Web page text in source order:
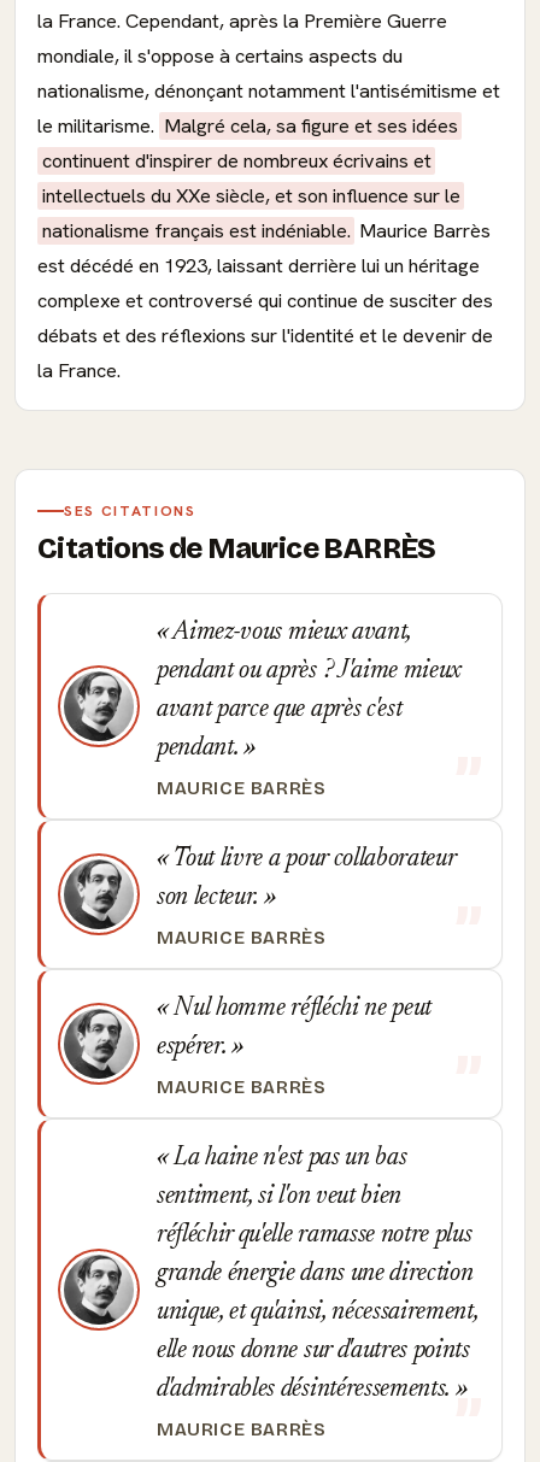
la France. Cependant, après la Première Guerre
mondiale, il s'oppose à certains aspects du
nationalisme, dénonçant notamment l'antisémitisme et
le militarisme. Malgré cela, sa figure et ses idées
continuent d'inspirer de nombreux écrivains et
intellectuels du XXe siècle, et son influence sur le
nationalisme français est indéniable. Maurice Barrès
est décédé en 1923, laissant derrière lui un héritage
complexe et controversé qui continue de susciter des
débats et des réflexions sur l'identité et le devenir de
la France.
SES CITATIONS
Citations de Maurice BARRÈS
Aimez-vous mieux avant,
pendant ou après ? J'aime mieux
avant parce que après c'est
pendant.
MAURICE BARRÈS
Tout livre a pour collaborateur
son lecteur.
MAURICE BARRÈS
Nul homme réfléchi ne peut
espérer.
MAURICE BARRÈS
La haine n'est pas un bas
sentiment, si l'on veut bien
réfléchir qu'elle ramasse notre plus
grande énergie dans une direction
unique, et qu'ainsi, nécessairement,
elle nous donne sur d'autres points
d'admirables désintéressements.
MAURICE BARRÈS